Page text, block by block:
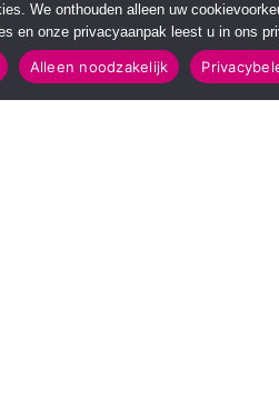
We onthouden alleen uw
en onze privacyaanpak leest u in ons
Alleen noodzakelijk